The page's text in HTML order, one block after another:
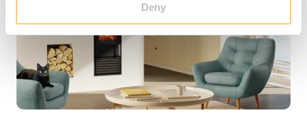
Deny